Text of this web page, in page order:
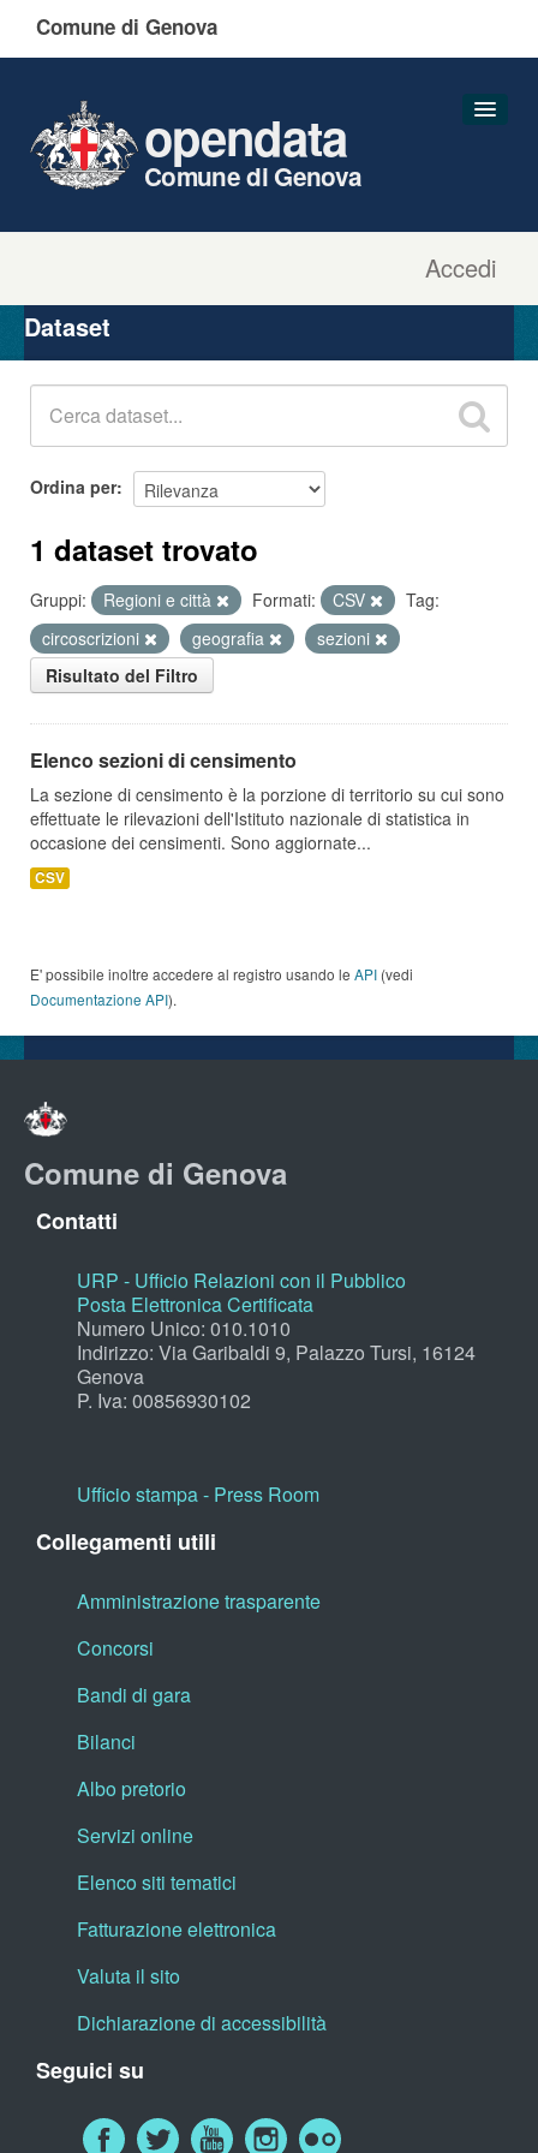
Comune di Genova
Accedi
opendata
Comune di Genova
Organizzazioni
Gruppi
Dataset
Ordina per
1 dataset trovato
Gruppi: Regioni e città Formati: CSV
Tag:
circoscrizioni
geografia
sezioni
Risultato del Filtro
Elenco sezioni di censimento
La sezione di censimento è la porzione di territorio su cui sono
effettuate le rilevazioni dell'Istituto nazionale di statistica in
occasione dei censimenti. Sono aggiornate...
CSV
E' possibile inoltre accedere al registro usando le API (vedi
Documentazione API).
Comune di Genova
Contatti
URP - Ufficio Relazioni con il Pubblico
Posta Elettronica Certificata
Numero Unico: 010.1010
Indirizzo: Via Garibaldi 9, Palazzo Tursi, 16124
Genova
P. Iva: 00856930102
Ufficio stampa - Press Room
Collegamenti utili
Amministrazione trasparente
Concorsi
Bandi di gara
Bilanci
Albo pretorio
Servizi online
Elenco siti tematici
Fatturazione elettronica
Valuta il sito
Dichiarazione di accessibilità
Seguici su